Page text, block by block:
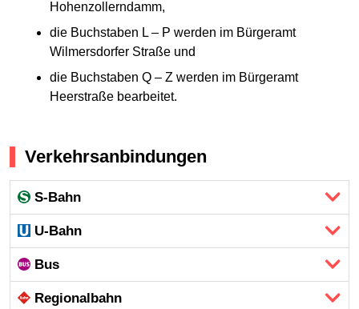
Hohenzollerndamm,
die Buchstaben L – P werden im Bürgeramt
Wilmersdorfer Straße und
die Buchstaben Q – Z werden im Bürgeramt
Heerstraße bearbeitet.
Verkehrsanbindungen
S-Bahn
U-Bahn
Bus
Regional­bahn